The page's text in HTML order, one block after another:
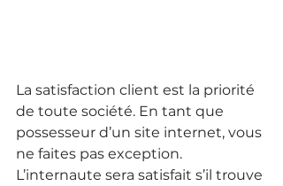
La satisfaction client est la priorité
de toute société. En tant que
possesseur d’un site internet, vous
ne faites pas exception.
L’internaute sera satisfait s’il trouve